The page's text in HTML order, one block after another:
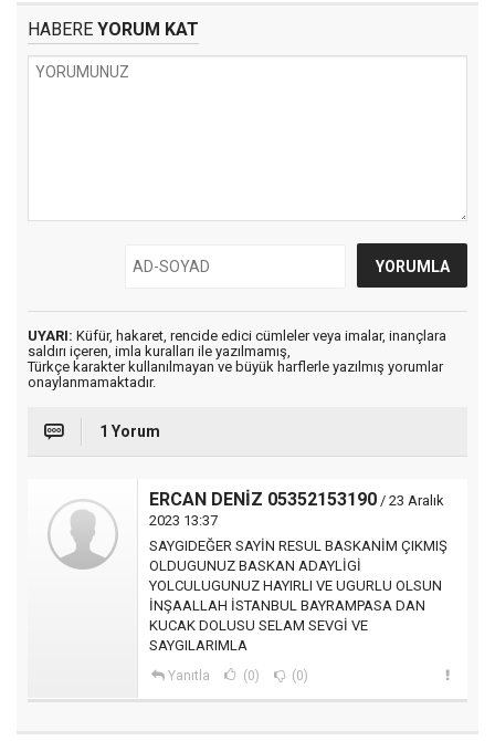
HABERE YORUM KAT
UYARI: Küfür, hakaret, rencide edici cümleler veya imalar, inançlara
saldırı içeren, imla kuralları ile yazılmamış,
Türkçe karakter kullanılmayan ve büyük harflerle yazılmış yorumlar
onaylanmamaktadır.
1 Yorum
ERCAN DENİZ 05352153190 / 23 Aralık
2023 13:37
SAYGIDEĞER SAYİN RESUL BASKANİM ÇIKMIŞ
OLDUGUNUZ BASKAN ADAYLİGİ
YOLCULUGUNUZ HAYIRLI VE UGURLU OLSUN
İNŞAALLAH İSTANBUL BAYRAMPASA DAN
KUCAK DOLUSU SELAM SEVGİ VE
SAYGILARIMLA
Yanıtla (0) (0)